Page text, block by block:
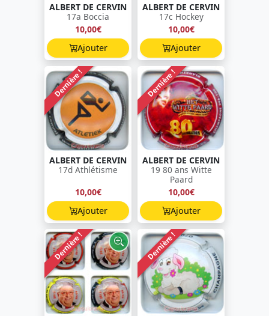
ALBERT DE CERVIN
17a Boccia
10,00€
Ajouter
ALBERT DE CERVIN
17c Hockey
10,00€
Ajouter
Dernière !
ALBERT DE CERVIN
17d Athlétisme
10,00€
Ajouter
Dernière !
ALBERT DE CERVIN
19 80 ans Witte
Paard
10,00€
Ajouter
Dernière ! Dernière !